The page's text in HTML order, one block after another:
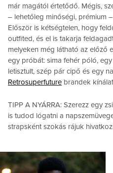
már magától értetődő. Mégis,
– lehetőleg minőségi, prémium
Először is kétségtelen, hogy
outfited, és el is takarja
melyeken még látható az előző
egy próbát: sima fehér póló,
letisztult, szép pár cipő és egy
Retrosuperfuture brandek
TIPP A NYÁRRA: Szerezz egy
is tudod lógatni a
strapsként szokás rájuk